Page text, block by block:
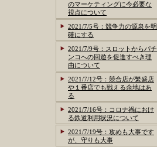
のマーケティングに今必要な
視点について
2021/7/5号：競争力の源泉を明
確にする
2021/7/9号：スロットからパチ
ンコへの回遊を促進すべき理
由について
2021/7/12号：競合店が繁盛店
や１番店でも戦える余地はあ
る
2021/7/16号：コロナ禍におけ
る鉄道利用状況について
2021/7/19号：攻めも大事です
が、守りも大事